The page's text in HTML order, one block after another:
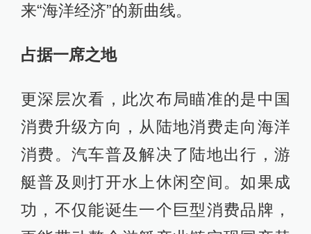
来“海洋经济”的新曲线。
占据一席之地
更深层次看，此次布局瞄准的是中国
消费升级方向，从陆地消费走向海洋
消费。汽车普及解决了陆地出行，游
艇普及则打开水上休闲空间。如果成
功，不仅能诞生一个巨型消费品牌，